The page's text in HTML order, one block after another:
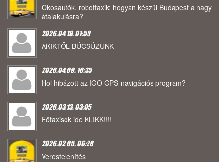
Okosautók, robottaxik: hogyan készül Budapest a nagy
átalakulásra?
2026.04.18. 01:50
AKIKTŐL BÚCSÚZUNK
2026.04.09. 16:35
Hol hibázott az IGO GPS-navigációs program?
2026.03.13. 03:05
Főtaxisok ide KLIKK!!!!
2026.02.05. 06:28
Verestelenítés